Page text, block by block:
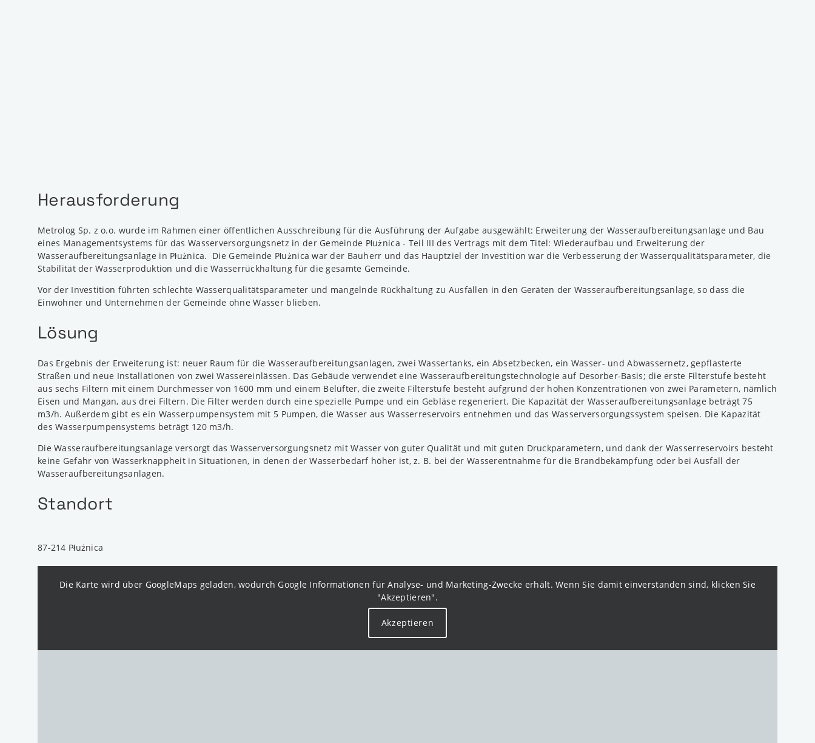
Herausforderung
Metrolog Sp. z o.o. wurde im Rahmen einer öffentlichen Ausschreibung für die Ausführung der Aufgabe ausgewählt: Erweiterung der Wasseraufbereitungsanlage und Bau
eines Managementsystems für das Wasserversorgungsnetz in der Gemeinde Płużnica - Teil III des Vertrags mit dem Titel: Wiederaufbau und Erweiterung der
Wasseraufbereitungsanlage in Płużnica. Die Gemeinde Płużnica war der Bauherr und das Hauptziel der Investition war die Verbesserung der Wasserqualitätsparameter, die
Stabilität der Wasserproduktion und die Wasserrückhaltung für die gesamte Gemeinde.
Vor der Investition führten schlechte Wasserqualitätsparameter und mangelnde Rückhaltung zu Ausfällen in den Geräten der Wasseraufbereitungsanlage, so dass die
Einwohner und Unternehmen der Gemeinde ohne Wasser blieben.
Lösung
Das Ergebnis der Erweiterung ist: neuer Raum für die Wasseraufbereitungsanlagen, zwei Wassertanks, ein Absetzbecken, ein Wasser- und Abwassernetz, gepflasterte
Straßen und neue Installationen von zwei Wassereinlässen. Das Gebäude verwendet eine Wasseraufbereitungstechnologie auf Desorber-Basis; die erste Filterstufe besteht
aus sechs Filtern mit einem Durchmesser von 1600 mm und einem Belüfter, die zweite Filterstufe besteht aufgrund der hohen Konzentrationen von zwei Parametern, nämlich
Eisen und Mangan, aus drei Filtern. Die Filter werden durch eine spezielle Pumpe und ein Gebläse regeneriert. Die Kapazität der Wasseraufbereitungsanlage beträgt 75
m3/h. Außerdem gibt es ein Wasserpumpensystem mit 5 Pumpen, die Wasser aus Wasserreservoirs entnehmen und das Wasserversorgungssystem speisen. Die Kapazität
des Wasserpumpensystems beträgt 120 m3/h.
Die Wasseraufbereitungsanlage versorgt das Wasserversorgungsnetz mit Wasser von guter Qualität und mit guten Druckparametern, und dank der Wasserreservoirs besteht
keine Gefahr von Wasserknappheit in Situationen, in denen der Wasserbedarf höher ist, z. B. bei der Wasserentnahme für die Brandbekämpfung oder bei Ausfall der
Wasseraufbereitungsanlagen.
Standort
87-214 Płużnica
Die Karte wird über GoogleMaps geladen, wodurch Google Informationen für Analyse- und Marketing-Zwecke erhält. Wenn Sie damit einverstanden sind, klicken Sie
"Akzeptieren".
Akzeptieren